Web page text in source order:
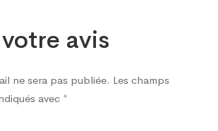
avis
ne sera pas publiée. Les champs
avec *